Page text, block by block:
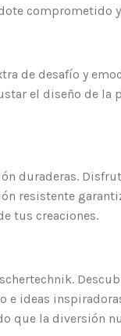
comprometido
de desafío y
el diseño de la
duraderas.
resistente
tus creaciones.
e ideas
que la diversión